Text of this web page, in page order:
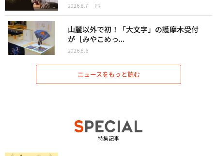
2026.8.7 PR
山麓以外で初！「大文字」の護摩木受付
が［みやこめっ...
2026.8.6
ニュースをもっと読む
特集記事